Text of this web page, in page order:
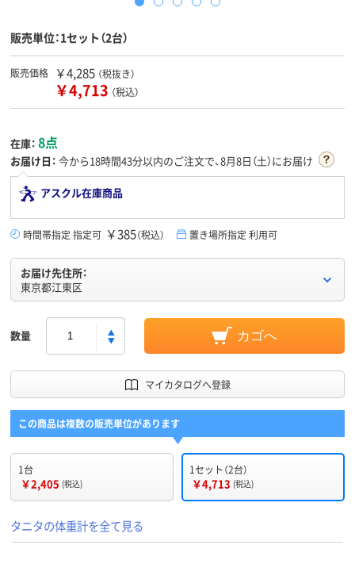
販売単位：1セット（2台）
販売価格 ￥4,285 （税抜き）
￥4,713 （税込）
在庫： 8点
お届け日： 今から18時間43分以内のご注文で、8月8日（土）にお届け
アスクル在庫商品
時間帯指定 指定可 ￥385（税込） 置き場所指定 利用可
お届け先住所：
東京都江東区
数量 カゴへ
マイカタログへ登録
この商品は複数の販売単位があります
1台
￥2,405 (税込)
1セット（2台）
￥4,713 (税込)
タニタの体重計を全て見る